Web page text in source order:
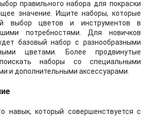
правильного набора для покраски
значение. Ищите наборы, которые
выбор цветов и инструментов в
потребностями. Для новичков
базовый набор с разнообразными
цветами. Более продвинутые
наборы со специальными
и дополнительными аксессуарами.
навык, который совершенствуется с